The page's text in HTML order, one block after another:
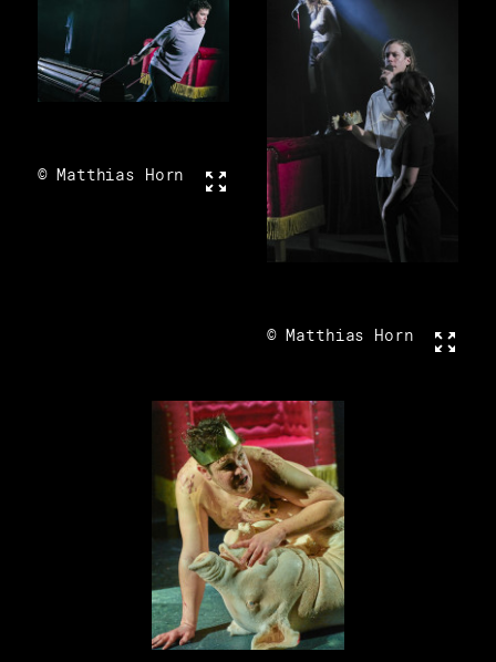
Vollbild
© Matthias Horn
© Matthias Horn